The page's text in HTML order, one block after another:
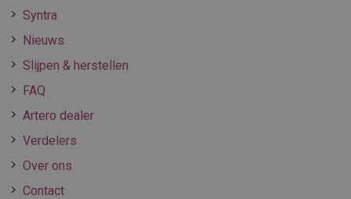
Syntra
Nieuws
Slijpen & herstellen
FAQ
Artero dealer
Verdelers
Over ons
Contact